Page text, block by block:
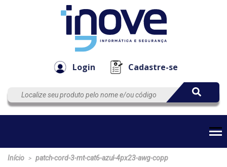
Login Cadastre-se
EmpresaAutomação
Início > patch-cord-3-mt-cat6-azul-4px23-awg-copp